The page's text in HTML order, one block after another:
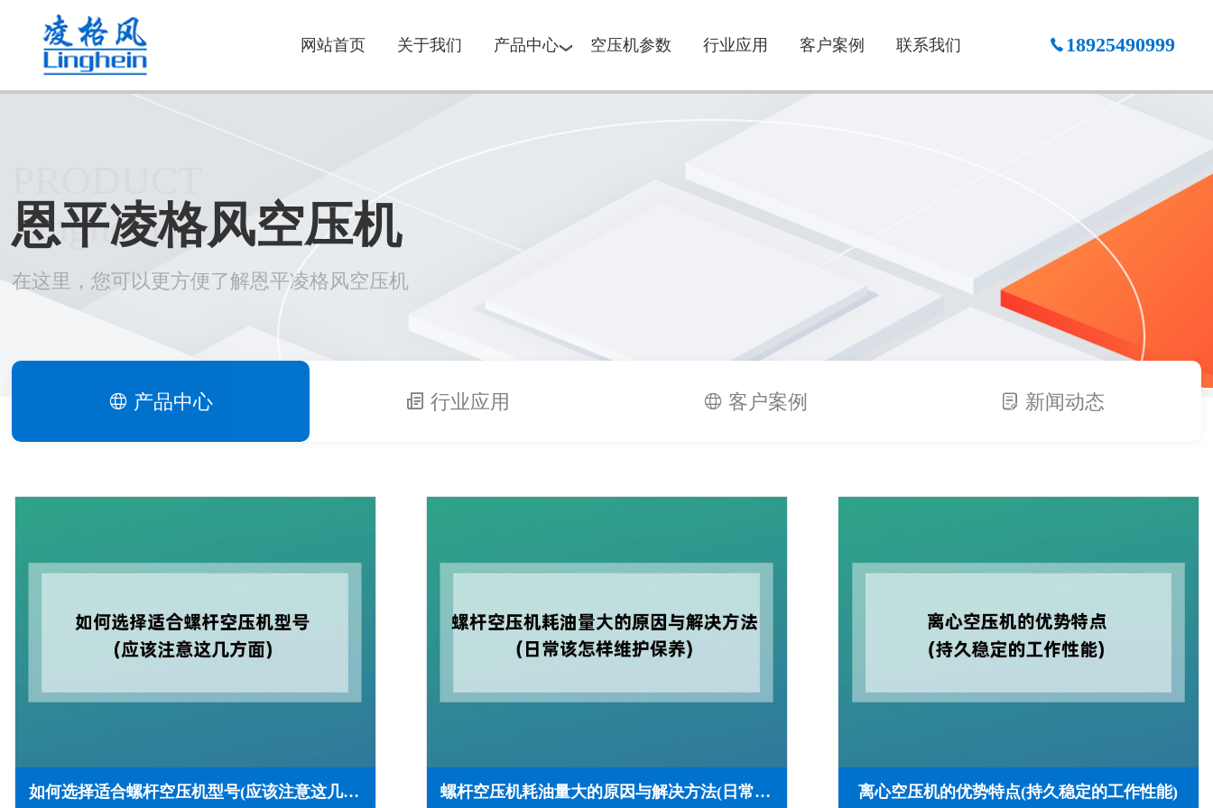
网站首页 关于我们 产品中心 空压机参数 行业应用 客户案例 联系我们 18925490999
Linghein
恩平凌格风空压机
在这里，您可以更方便了解恩平凌格风空压机
产品中心 行业应用 客户案例 新闻动态
如何选择适合螺杆空压机型号(应该注意这几方面) 螺杆空压机耗油量大的原因与解决方法(日常该怎样维护保养) 离心空压机的优势特点(持久稳定的工作性能)